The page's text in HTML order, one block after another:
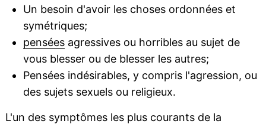
Un besoin d'avoir les choses ordonnées et
symétriques;
penséesagressives ou horribles au sujet de
vous blesser ou de blesser les autres;
Pensées indésirables, y compris l'agression, ou
des sujets sexuels ou religieux.
L'un des symptômes les plus courants de la